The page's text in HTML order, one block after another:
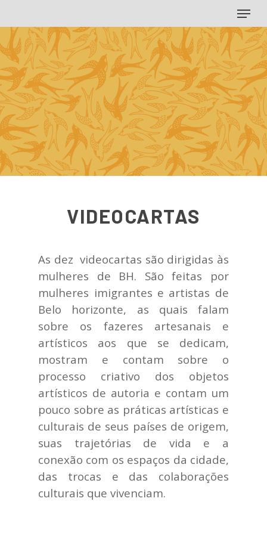
main
content
Menu
VIDEOCARTAS
As dez videocartas são dirigidas às
mulheres de BH. São feitas por
mulheres imigrantes e artistas de
Belo horizonte, as quais falam
sobre os fazeres artesanais e
artísticos aos que se dedicam,
mostram e contam sobre o
processo criativo dos objetos
artísticos de autoria e contam um
pouco sobre as práticas artísticas e
culturais de seus países de origem,
suas trajetórias de vida e a
conexão com os espaços da cidade,
das trocas e das colaborações
culturais que vivenciam.